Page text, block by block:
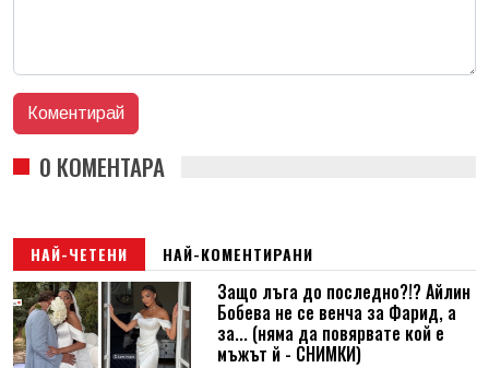
0 КОМЕНТАРА
НАЙ-ЧЕТЕНИ НАЙ-КОМЕНТИРАНИ
Защо лъга до последно?!? Айлин
Бобева не се венча за Фарид, а
за... (няма да повярвате кой е
мъжът й - СНИМКИ)